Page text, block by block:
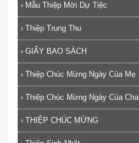
› Mẫu Thiệp Mời Dự Tiệc
› Thiệp Trung Thu
› GIẤY BAO SÁCH
› Thiệp Chúc Mừng Ngày Của Mẹ
› Thiệp Chúc Mừng Ngày Của Cha
› THIỆP CHÚC MỪNG